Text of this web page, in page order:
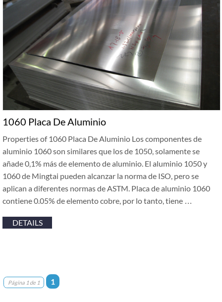
1060 Placa De Aluminio
Properties of 1060 Placa De Aluminio Los componentes de
aluminio 1060 son similares que los de 1050, solamente se
añade 0,1% más de elemento de aluminio. El aluminio 1050 y
1060 de Mingtai pueden alcanzar la norma de ISO, pero se
aplican a diferentes normas de ASTM. Placa de aluminio 1060
contiene 0.05% de elemento cobre, por lo tanto, tiene …
DETAILS
Página 1 de 1 1